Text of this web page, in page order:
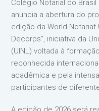
Colégio Notarial do
anuncia a abertura do
edição da World Notariat
Decorps”, iniciativa da
(UINL) voltada à
reconhecida
acadêmica e pela
participantes de